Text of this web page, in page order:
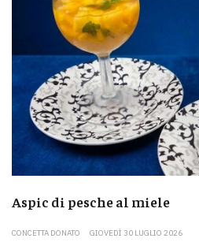
Aspic di pesche al miele
CONCETTA DONATO GIOVEDÌ 30 LUGLIO 2026